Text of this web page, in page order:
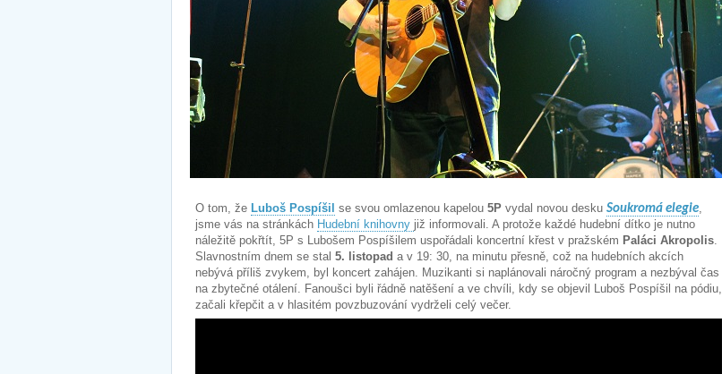
O tom, že Luboš Pospíšil se svou omlazenou kapelou 5P vydal novou desku Soukromá elegie,
jsme vás na stránkách Hudební knihovny již informovali. A protože každé hudební dítko je nutno
náležitě pokřtít, 5P s Lubošem Pospíšilem uspořádali koncertní křest v pražském Paláci Akropolis.
Slavnostním dnem se stal 5. listopad a v 19: 30, na minutu přesně, což na hudebních akcích
nebývá příliš zvykem, byl koncert zahájen. Muzikanti si naplánovali náročný program a nezbýval čas
na zbytečné otálení. Fanoušci byli řádně natěšení a ve chvíli, kdy se objevil Luboš Pospíšil na pódiu,
začali křepčit a v hlasitém povzbuzování vydrželi celý večer.